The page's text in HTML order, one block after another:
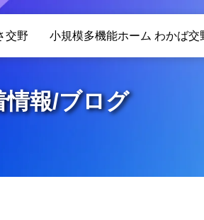
交野 小規模多機能ホーム わかば交
サービス内容
情報/ブログ